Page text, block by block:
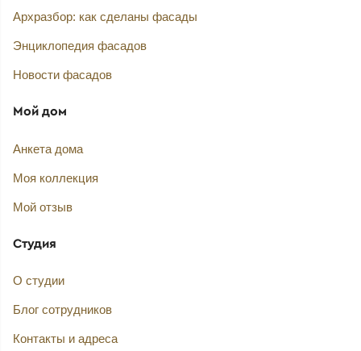
Архразбор: как сделаны фасады
Энциклопедия фасадов
Новости фасадов
Мой дом
Анкета дома
Моя коллекция
Мой отзыв
Студия
О студии
Блог сотрудников
Контакты и адреса